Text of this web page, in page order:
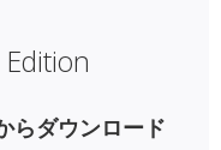
ダウンロード